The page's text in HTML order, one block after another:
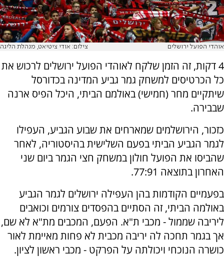
אוהדי הפועל ירושלים צילום: אודי ציטיאט, מנהלת הליגה
4 דקות, זה הזמן שלקח לאוהדי הפועל ירושלים לרכוש את
כל הכרטיסים למשחק גמר גביע המדינה בכדורסל
שיתקיים מחר (חמישי) באולמם הביתי, היכל הפיס ארנה
שבבירה.
כזכור, הירושלמים שמארחים את שבוע הגביע, העפילו
לגמר הגביע הביתי בפעם השלישית בהיסטוריה, לאחר
שהביסו את הפועל חולון במשחק חצי הגמר ביום שני
האחרון בתוצאה 77:91.
בפעמיים הקודמות בהן העפילה ירושלים לגמר הגביע
באולמה הביתי, זה הסתיים בהפסדים צורמים וכואבים
ליריבה שממול - מכבי ת"א. הפעם, המכבים מת"א לא שם,
אך בגמר תחכה לה יריבה מכבית לא פחות מאיימת לאור
כושרה הנוכחי ויכולתה על הפרקט - מכבי ראשון לציון.